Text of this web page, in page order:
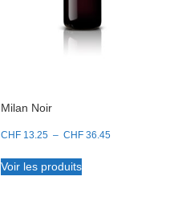
Milan Noir
CHF 13.25 – CHF 36.45Plage
Voir les produits